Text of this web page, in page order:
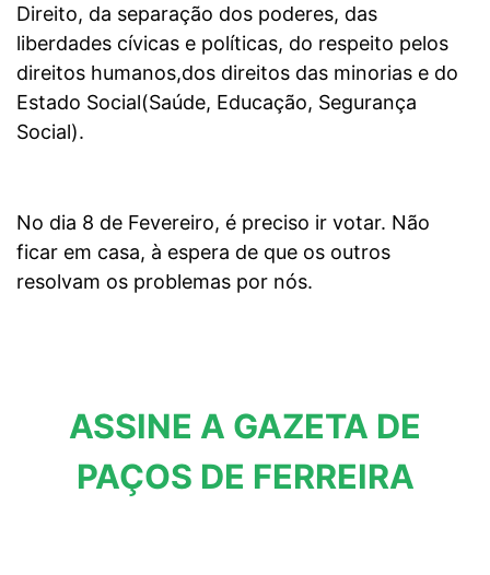
Direito, da separação dos poderes, das
liberdades cívicas e políticas, do respeito pelos
direitos humanos,dos direitos das minorias e do
Estado Social(Saúde, Educação, Segurança
Social).
No dia 8 de Fevereiro, é preciso ir votar. Não
ficar em casa, à espera de que os outros
resolvam os problemas por nós.
ASSINE A GAZETA DE
PAÇOS DE FERREIRA